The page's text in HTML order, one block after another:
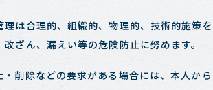
は合理的、組織的、物理的、技術的施策
ざん、漏えい等の危険防止に努めます。
削除などの要求がある場合には、本人か